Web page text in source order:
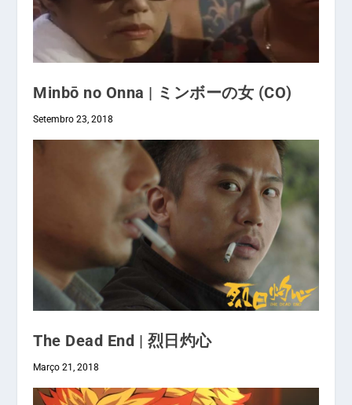
Minbō no Onna | ミンボーの女 (CO)
Setembro 23, 2018
The Dead End | 烈日灼心
Março 21, 2018